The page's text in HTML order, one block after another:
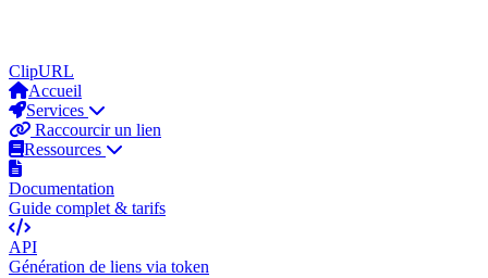
ClipURL
Accueil
Services
Raccourcir un lien
Ressources
Documentation
Guide complet & tarifs
API
Génération de liens via token